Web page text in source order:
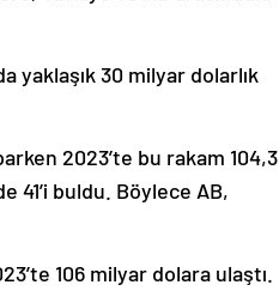
yaklaşık 30 milyar dolarlık
2023’te bu rakam 104,3
41’i buldu. Böylece AB,
106 milyar dolara ulaştı.